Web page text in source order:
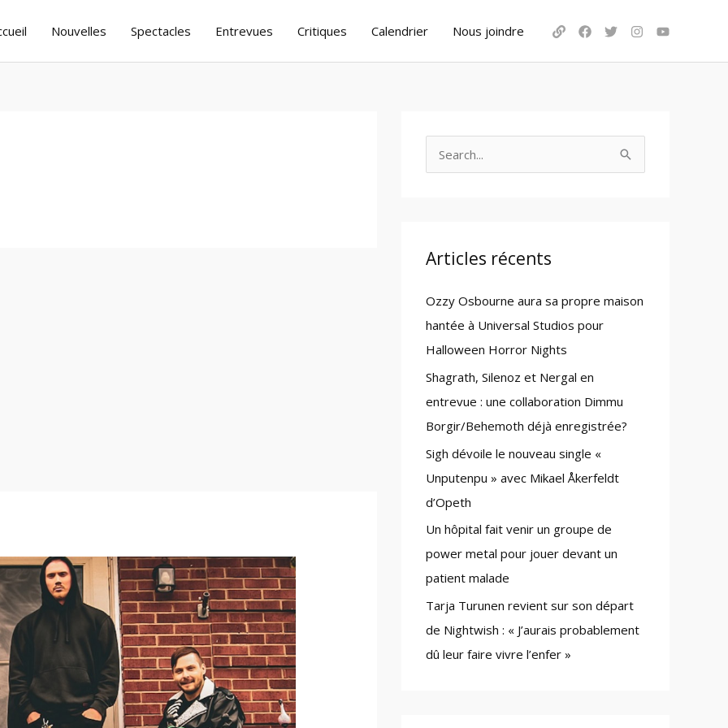
Nouvelles Spectacles Entrevues Critiques Calendrier Nous joindre
c
f
o
r
:
Articles récents
Ozzy Osbourne aura sa propre maison
hantée à Universal Studios pour
Halloween Horror Nights
Shagrath, Silenoz et Nergal en
entrevue : une collaboration Dimmu
Borgir/Behemoth déjà enregistrée?
Sigh dévoile le nouveau single «
Unputenpu » avec Mikael Åkerfeldt
d’Opeth
Un hôpital fait venir un groupe de
power metal pour jouer devant un
patient malade
Tarja Turunen revient sur son départ
de Nightwish : « J’aurais probablement
dû leur faire vivre l’enfer »